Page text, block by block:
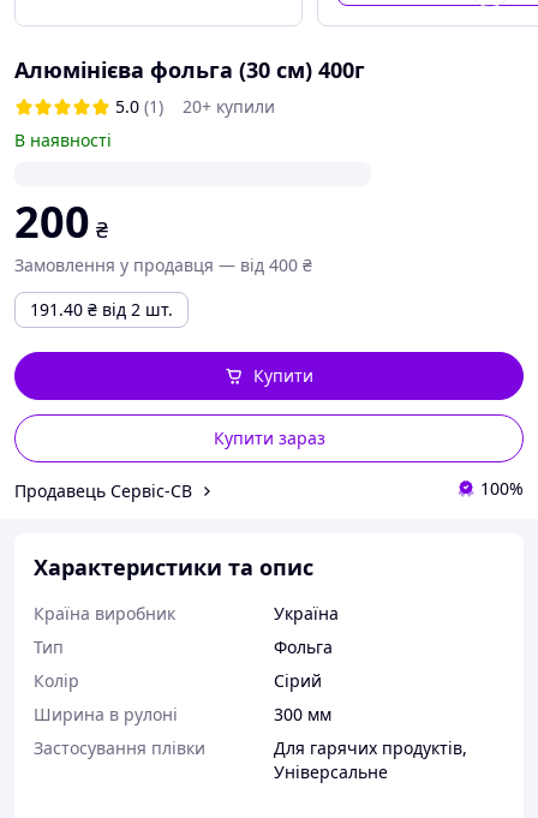
Алюмінієва фольга (30 см) 400г
5.0 (1)
20+ купили
В наявності
200 ₴
Замовлення у продавця — від 400 ₴
191.40 ₴ від 2 шт.
Купити зараз
Купити
Продавець Сервіс-СВ 100%
Характеристики та опис
Країна виробник
Україна
Тип
Фольга
Колір
Сірий
Ширина в рулоні
300 мм
Застосування плівки
Для гарячих продуктів,
Універсальне